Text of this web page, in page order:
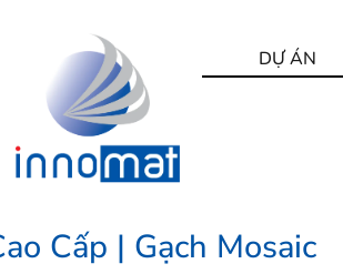
DỰ ÁN
Cấp | Gạch Mosaic